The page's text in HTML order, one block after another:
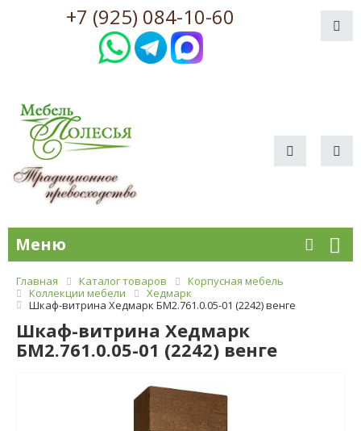
+7 (925) 084-10-60
Меню
Главная Каталог товаров
Корпусная мебель
Коллекции мебели
Хедмарк
Шкаф-витрина Хедмарк БМ2.761.0.05-01 (2242) венге
Шкаф-витрина Хедмарк
БМ2.761.0.05-01 (2242) венге